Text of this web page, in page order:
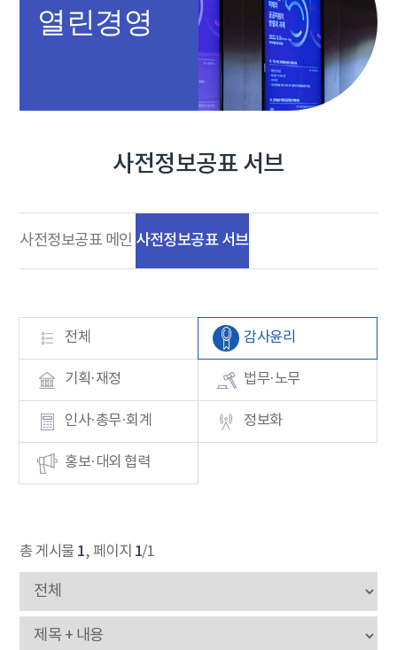
열린경영
사전정보공표 서브
사전정보공표 메인 사전정보공표 서브
전체 감사윤리
기획·재정 법무·노무
인사·총무·회계 정보화
홍보·대외 협력
총 게시물 1, 페이지 1/1